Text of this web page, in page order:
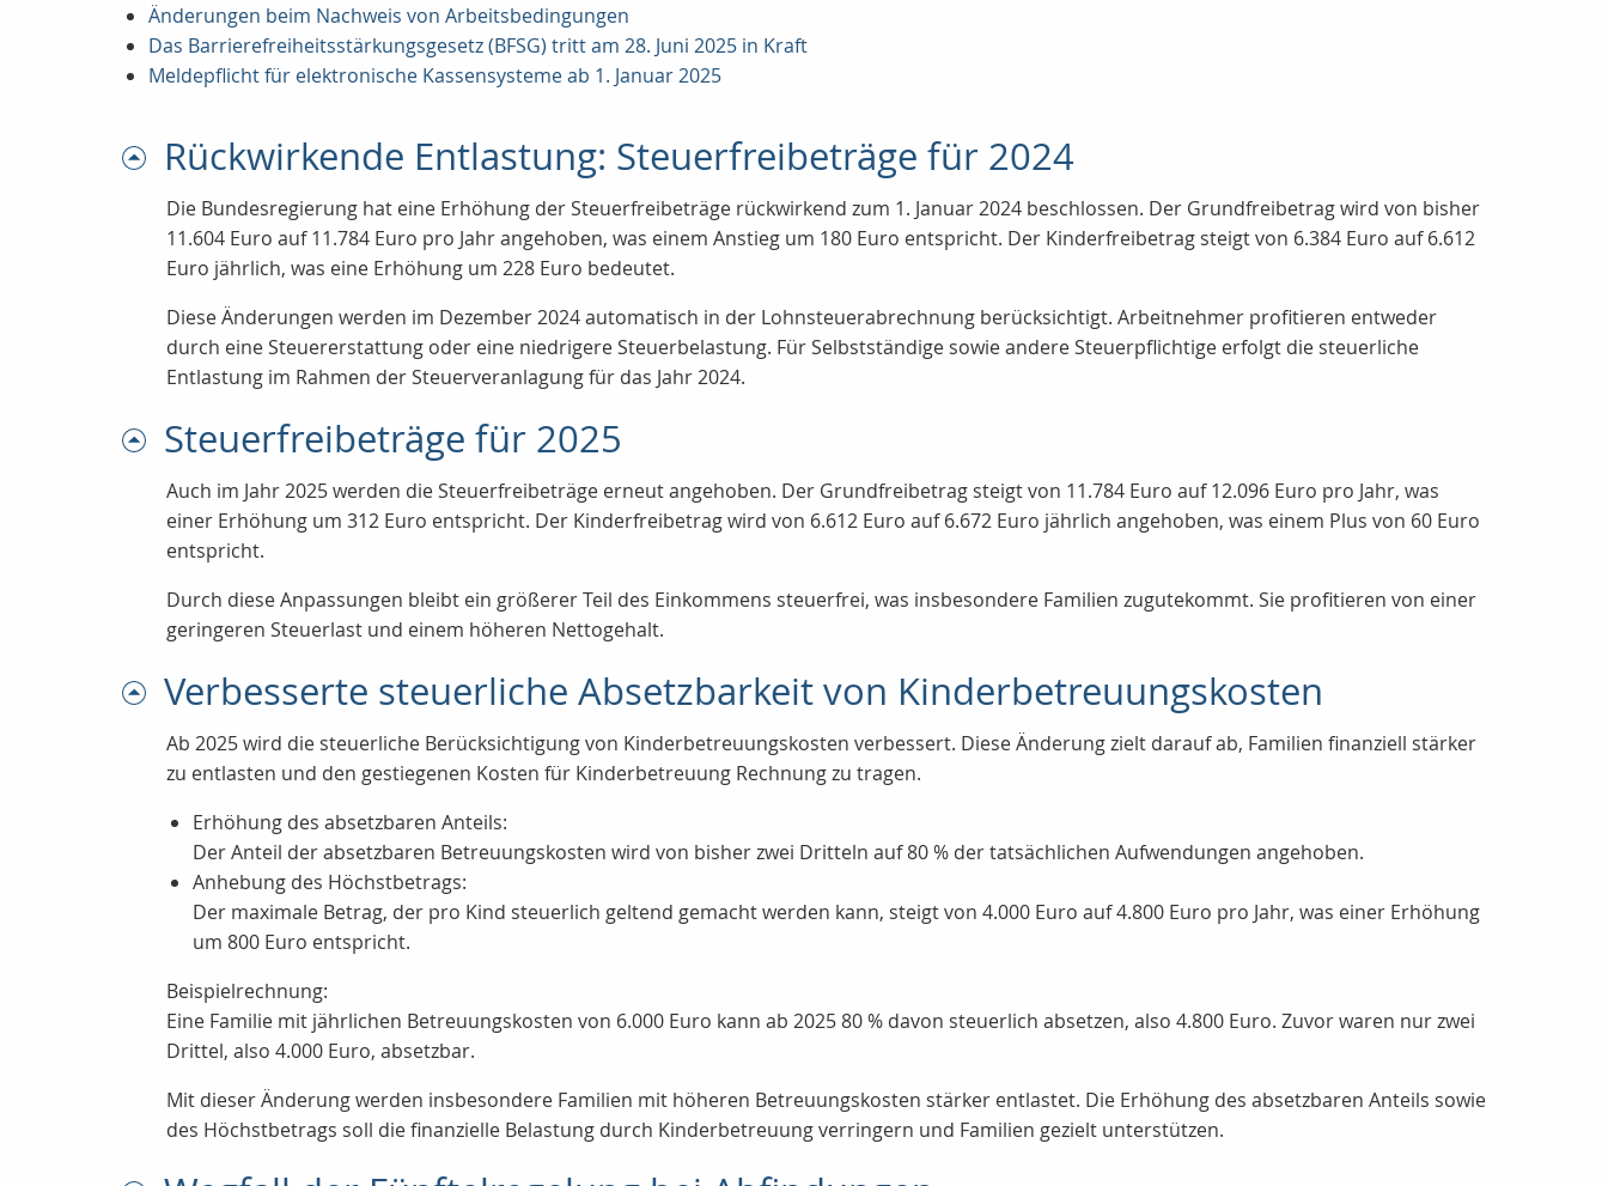
Änderungen beim Nachweis von Arbeitsbedingungen
Das Barrierefreiheitsstärkungsgesetz (BFSG) tritt am 28. Juni 2025 in Kraft
Meldepflicht für elektronische Kassensysteme ab 1. Januar 2025
Rückwirkende Entlastung: Steuerfreibeträge für 2024
Die Bundesregierung hat eine Erhöhung der Steuerfreibeträge rückwirkend zum 1. Januar 2024 beschlossen. Der Grundfreibetrag wird von bisher
11.604 Euro auf 11.784 Euro pro Jahr angehoben, was einem Anstieg um 180 Euro entspricht. Der Kinderfreibetrag steigt von 6.384 Euro auf 6.612
Euro jährlich, was eine Erhöhung um 228 Euro bedeutet.
Diese Änderungen werden im Dezember 2024automatisch in der Lohnsteuerabrechnung berücksichtigt. Arbeitnehmer profitieren entweder
durch eine Steuererstattung oder eine niedrigere Steuerbelastung. Für Selbstständige sowie andere Steuerpflichtige erfolgt die steuerliche
Entlastung im Rahmen derSteuerveranlagung für das Jahr 2024.
Steuerfreibeträge für 2025
Auch im Jahr 2025 werden die Steuerfreibeträge erneut angehoben. Der Grundfreibetrag steigt von 11.784 Euro auf 12.096 Euro pro Jahr, was
einer Erhöhung um 312 Euro entspricht. Der Kinderfreibetrag wird von 6.612 Euro auf 6.672 Euro jährlich angehoben, was einem Plus von 60 Euro
entspricht.
Durch diese Anpassungen bleibt ein größerer Teil des Einkommens steuerfrei, was insbesondere Familien zugutekommt. Sie profitieren von einer
geringeren Steuerlast und einem höheren Nettogehalt.
Verbesserte steuerliche Absetzbarkeit von Kinderbetreuungskosten
Ab 2025 wird die steuerliche Berücksichtigung von Kinderbetreuungskosten verbessert. Diese Änderung zielt darauf ab, Familien finanziell stärker
zu entlasten und den gestiegenen Kosten für Kinderbetreuung Rechnung zu tragen.
Erhöhung des absetzbaren Anteils:
Der Anteil der absetzbaren Betreuungskosten wird von bisher zwei Dritteln auf 80 % der tatsächlichen Aufwendungen angehoben.
Anhebung des Höchstbetrags:
Der maximale Betrag, der pro Kind steuerlich geltend gemacht werden kann, steigt von 4.000 Euro auf 4.800 Euro pro Jahr, was einer Erhöhung
um 800 Euro entspricht.
Beispielrechnung:
Eine Familie mit jährlichen Betreuungskosten von 6.000 Euro kann ab 2025 80 % davon steuerlich absetzen, also 4.800 Euro. Zuvor waren nur zwei
Drittel, also 4.000 Euro, absetzbar.
Mit dieser Änderung werden insbesondere Familien mit höheren Betreuungskosten stärker entlastet. Die Erhöhung des absetzbaren Anteils sowie
des Höchstbetrags soll die finanzielle Belastung durch Kinderbetreuung verringern und Familien gezielt unterstützen.